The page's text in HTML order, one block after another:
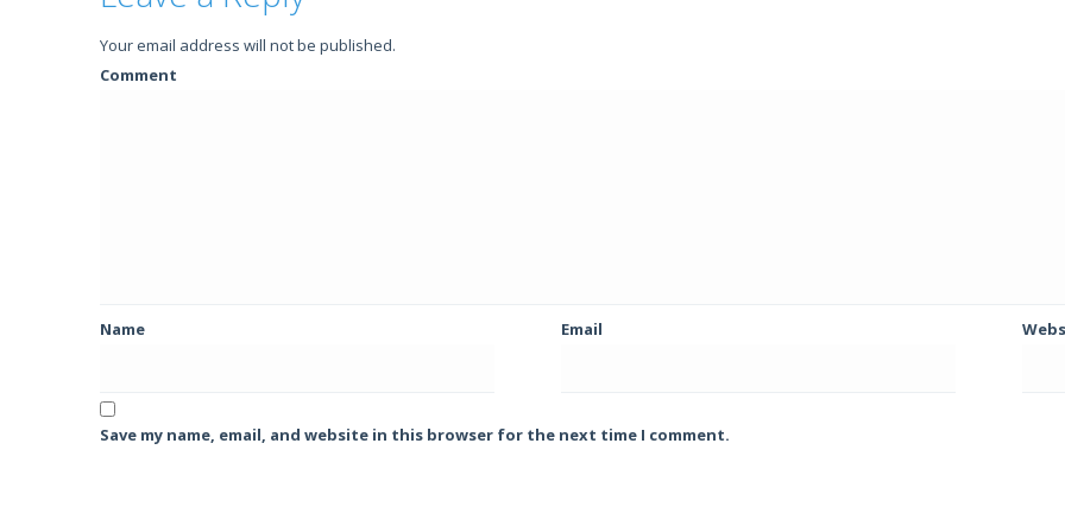
Your email address will not be published.
Comment
Name Email
Save my name, email, and website in this browser for the next time I comment.